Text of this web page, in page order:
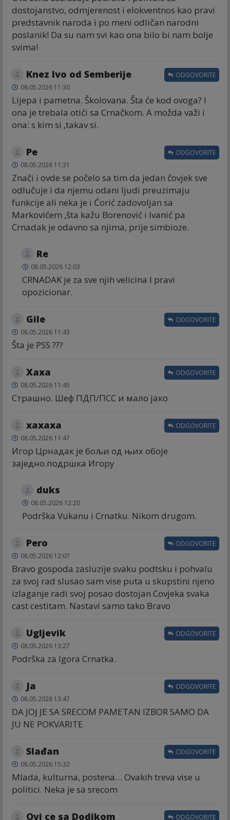
dostojanstvo, odmjerenost i elokventnos kao pravi
predstavnik naroda i po meni odličan narodni
poslanik! Da su nam svi kao ona bilo bi nam bolje
svima!
Knez Ivo od Semberije
08.05.2026 11:30
Lijepa i pametna. Školovana. Šta će kod ovoga? I
ona je trebala otići sa Crnačkom. A možda važi i
ona: s kim si ,takav si.
ODGOVORITE
Ре
08.05.2026 11:31
Znači i ovde se počelo sa tim da jedan čovjek sve
odlučuje i da njemu odani ljudi preuzimaju
funkcije ali neka je i Ćorić zadovoljan sa
Markovićem ,šta kažu Borenović i Ivanić pa
Crnadak je odavno sa njima, prije simbioze.
ODGOVORITE
Re
08.05.2026 12:03
CRNADAK je za sve njih velicina I pravi
opozicionar.
Gile
08.05.2026 11:43
Šta je PSS ???
ODGOVORITE
Хаха
08.05.2026 11:45
Страшно. Шеф ПДП/ПСС и мало јако
ODGOVORITE
хахаха
08.05.2026 11:47
Игор Црнадак је бољи од њих обоје
заједно.подршка Игору
ODGOVORITE
duks
08.05.2026 12:20
Podrška Vukanu i Crnatku. Nikom drugom.
Pero
08.05.2026 12:07
Bravo gospoda zasluzije svaku podtsku i pohvalu
za svoj rad slusao sam vise puta u skupstini njeno
izlaganje radi svoj posao dostojan Covjeka svaka
cast cestitam. Nastavi samo tako Bravo
ODGOVORITE
Ugljevik
08.05.2026 13:27
Podrška za Igora Crnatka.
ODGOVORITE
Ja
08.05.2026 13:47
DA JOJ JE SA SRECOM PAMETAN IZBOR SAMO DA
JU NE POKVARITE
ODGOVORITE
Slađan
08.05.2026 15:32
Mlada, kulturna, postena… Ovakih treva vise u
politici. Neka je sa srecom
ODGOVORITE
Ovi ce sa Dodikom ODGOVORITE